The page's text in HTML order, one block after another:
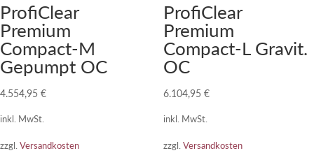
ProfiClear
Premium
Compact-M
Gepumpt OC
4.554,95 €
inkl. MwSt.
zzgl. Versandkosten
ProfiClear
Premium
Compact-L Gravit.
OC
6.104,95 €
inkl. MwSt.
zzgl. Versandkosten